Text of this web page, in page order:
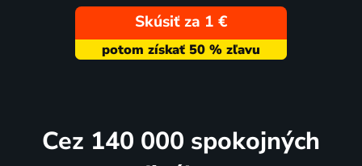
Skúsiť za 1 €
Cez 140 000 spokojných